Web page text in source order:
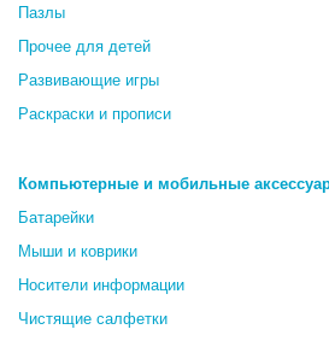
Пазлы
Прочее для детей
Развивающие игры
Раскраски и прописи
Компьютерные и мобильные
Батарейки
Мыши и коврики
Носители информации
Чистящие салфетки